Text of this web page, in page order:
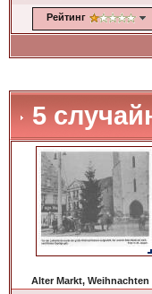
Рейтинг
5
Alter Markt, Weihnachten